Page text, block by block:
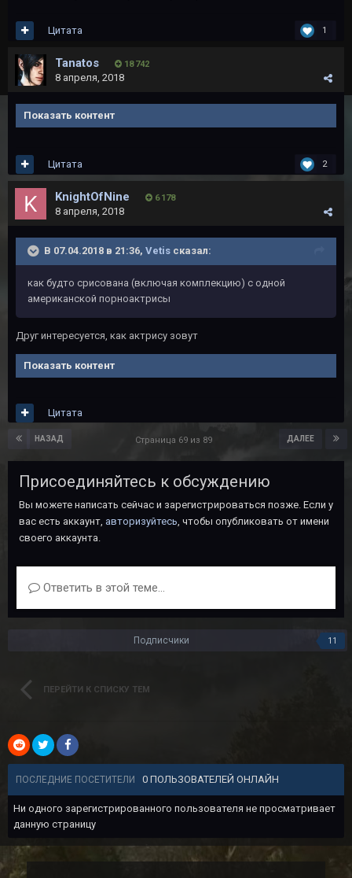
1
Цитата
Tanatos 18 742
8 апреля, 2018
Показать контент
2
Цитата
KnightOfNine 6 178
8 апреля, 2018
В 07.04.2018 в 21:36, Vetis сказал:
как будто срисована (включая комплекцию) с одной
американской порноактрисы
Друг интересуется, как актрису зовут
Показать контент
Цитата
НАЗАД ДАЛЕЕ
Страница 69 из 89
Присоединяйтесь к обсуждению
Вы можете написать сейчас и зарегистрироваться позже. Если у
вас есть аккаунт, авторизуйтесь, чтобы опубликовать от имени
своего аккаунта.
Ответить в этой теме...
Подписчики 11
ПЕРЕЙТИ К СПИСКУ ТЕМ
ПОСЛЕДНИЕ ПОСЕТИТЕЛИ 0 ПОЛЬЗОВАТЕЛЕЙ ОНЛАЙН
Ни одного зарегистрированного пользователя не просматривает
данную страницу